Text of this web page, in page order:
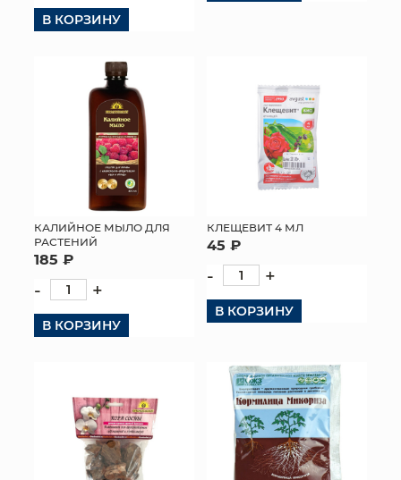
В КОРЗИНУ
КАЛИЙНОЕ МЫЛО ДЛЯ
РАСТЕНИЙ
185 ₽
- +
В КОРЗИНУ
КЛЕЩЕВИТ 4 МЛ
45 ₽
- +
В КОРЗИНУ